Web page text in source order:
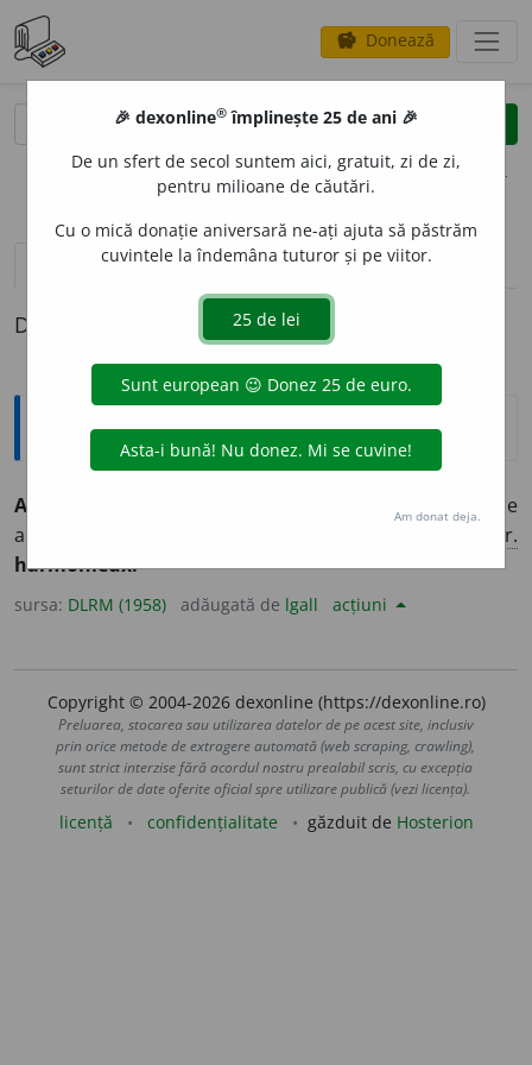
savings Donează
clear
opțiuni
definiții (1) pronunțievolume_up (18)
Definiția cu ID-ul 532501:
Explicative DEX
ARMONI
Care are
armonie, plin de armonie. [
fr.
harmonieux.
sursa: DLRM (1958) adăugată de lgall acțiuni
Copyright © 2004-2026 dexonline (https://dexonline.ro)
Preluarea, stocarea sau utilizarea datelor de pe acest site, inclusiv
prin orice metode de extragere automată (web scraping, crawling),
sunt strict interzise fără acordul nostru prealabil scris, cu excepția
seturilor de date oferite oficial spre utilizare publică (vezi licența).
licență confidențialitate găzduit de Hosterion
🎉 dexonline® împlinește 25 de ani 🎉
De un sfert de secol suntem aici, gratuit, zi de zi,
pentru milioane de căutări.
Cu o mică donație aniversară ne-ați ajuta să păstrăm
cuvintele la îndemâna tuturor și pe viitor.
Am donat deja.